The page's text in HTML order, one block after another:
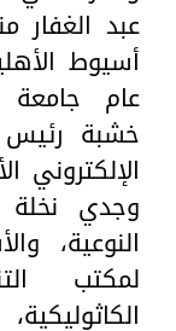
عبد الغفار
أسيوط
عام جامعة
خشبة رئيس
الإلكتروني
وجدي نخلة
النوعية،
لمكتب